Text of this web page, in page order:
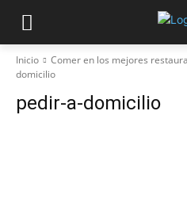
Inicio Comer en los mejores
domicilio
pedir-a-domicilio